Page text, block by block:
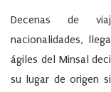
Decenas de
nacionalidades,
ágiles del Minsal
su lugar de origen